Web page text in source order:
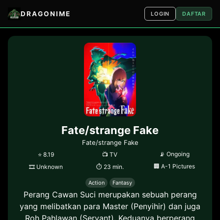
DRAGONIME LOGIN DAFTAR
Fate/strange Fake
Fate/strange Fake
⭐ 8.19 📺TV 📡 Ongoing
🎞 Unknown ⏱ 23 min. 🏢 A-1 Pictures
Action Fantasy
Perang Cawan Suci merupakan sebuah perang
yang melibatkan para Master (Penyihir) dan juga
Roh Pahlawan (Servant). Keduanya berperang